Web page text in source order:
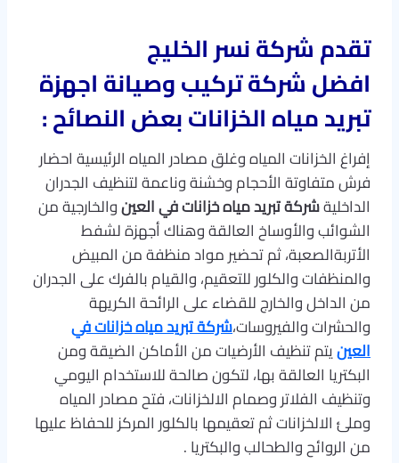
تقدم شركة نسر الخليج
افضلشركة تركيب وصيانة اجهزة
تبريد مياه الخزاناتبعض النصائح :
إفراغ الخزانات المياه وغلق مصادر المياه الرئيسية احضار
فرش متفاوتة الأحجام وخشنة وناعمة لتنظيف الجدران
الداخليةشركة تبريد مياه خزانات في العينوالخارجية من
الشوائب والأوساخ العالقة وهناك أجهزة لشفط
الأتربةالصعبة، ثم تحضير مواد منظفة من المبيض
والمنظفات والكلور للتعقيم، والقيام بالفرك على الجدران
من الداخل والخارج للقضاء على الرائحة الكريهة
والحشرات والفيروسات،شركة تبريد مياه خزانات في
العينيتم تنظيف الأرضيات من الأماكن الضيقة ومن
البكتريا العالقة بها، لتكون صالحة للاستخدام اليومي
وتنظيف الفلاتر وصمام الالخزانات، فتح مصادر المياه
وملئ الالخزانات ثم تعقيمها بالكلور المركز للحفاظ عليها
من الروائح والطحالب والبكتريا .